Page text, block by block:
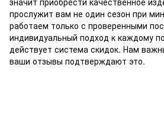
прослужит вам не один сезон при
работаем только с проверенными
индивидуальный подход к каждому
действует система скидок. Нам
ваши отзывы подтверждают это.